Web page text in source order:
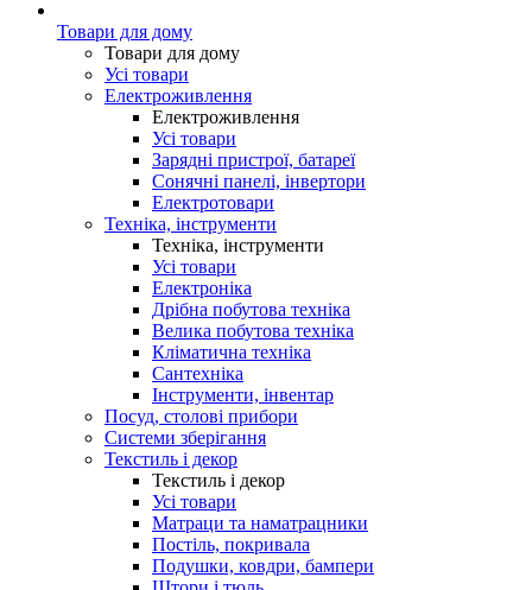
Товари для дому
Товари для дому
Усі товари
Електроживлення
Електроживлення
Усі товари
Зарядні пристрої, батареї
Сонячні панелі, інвертори
Електротовари
Техніка, інструменти
Техніка, інструменти
Усі товари
Електроніка
Дрібна побутова техніка
Велика побутова техніка
Кліматична техніка
Сантехніка
Інструменти, інвентар
Посуд, столові прибори
Системи зберігання
Текстиль і декор
Текстиль і декор
Усі товари
Матраци та наматрацники
Постіль, покривала
Подушки, ковдри, бампери